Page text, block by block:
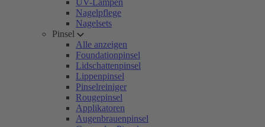
UV-Lampen
Nagelpflege
Nagelsets
Pinsel
Alle anzeigen
Foundationpinsel
Lidschattenpinsel
Lippenpinsel
Pinselreiniger
Rougepinsel
Applikatoren
Augenbrauenpinsel